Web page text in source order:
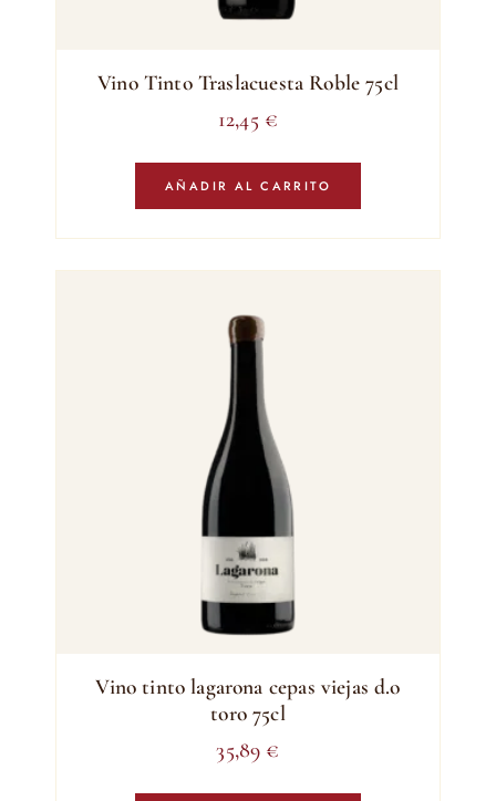
Vino Tinto Traslacuesta Roble 75cl
12,45 €
AÑADIR AL CARRITO
Vino tinto lagarona cepas viejas d.o
toro 75cl
35,89 €